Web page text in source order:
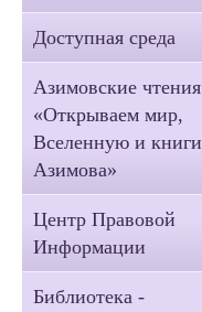
Доступная среда
Азимовские чтения
«Открываем мир,
Вселенную и книги
Азимова»
Центр Правовой
Информации
Библиотека -